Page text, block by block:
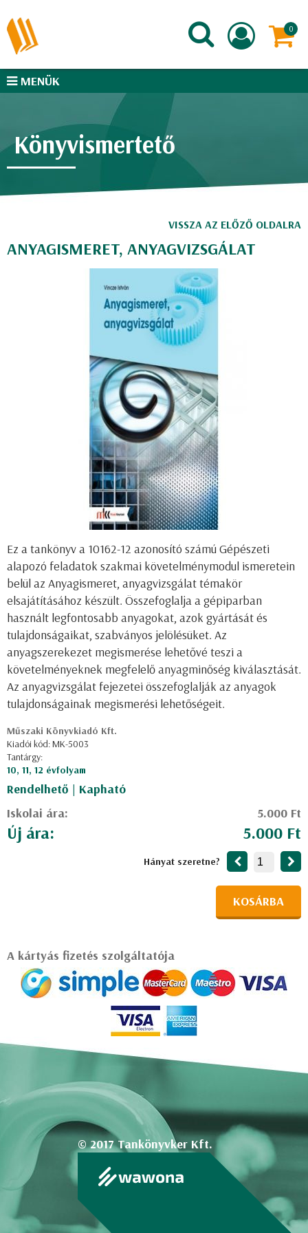
MENÜK
Könyvismertető
VISSZA AZ ELŐZŐ OLDALRA
ANYAGISMERET, ANYAGVIZSGÁLAT
Ez a tankönyv a 10162-12 azonosító számú Gépészeti
alapozó feladatok szakmai követelménymodul ismeretein
belül az Anyagismeret, anyagvizsgálat témakör
elsajátításához készült. Összefoglalja a gépiparban
használt legfontosabb anyagokat, azok gyártását és
tulajdonságaikat, szabványos jelölésüket. Az
anyagszerekezet megismerése lehetővé teszi a
követelményeknek megfelelő anyagminőség kiválasztását.
Az anyagvizsgálat fejezetei összefoglalják az anyagok
tulajdonságainak megismerési lehetőségeit.
Műszaki Könyvkiadó Kft.
Kiadói kód: MK-5003
Tantárgy:
10, 11, 12 évfolyam
Rendelhető | Kapható
Iskolai ára:
5.000 Ft
Új ára: 5.000 Ft
Hányat szeretne?
KOSÁRBA
A kártyás fizetés szolgáltatója
© 2017 Tankönyvker Kft.